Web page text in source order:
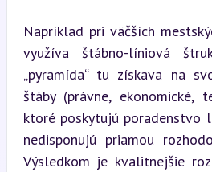
Napríklad pri väčších
využíva štábno-líniová
„pyramída“ tu získava na
štáby (právne, ekonomické,
ktoré poskytujú poradenstvo
nedisponujú priamou
Výsledkom je kvalitnejšie